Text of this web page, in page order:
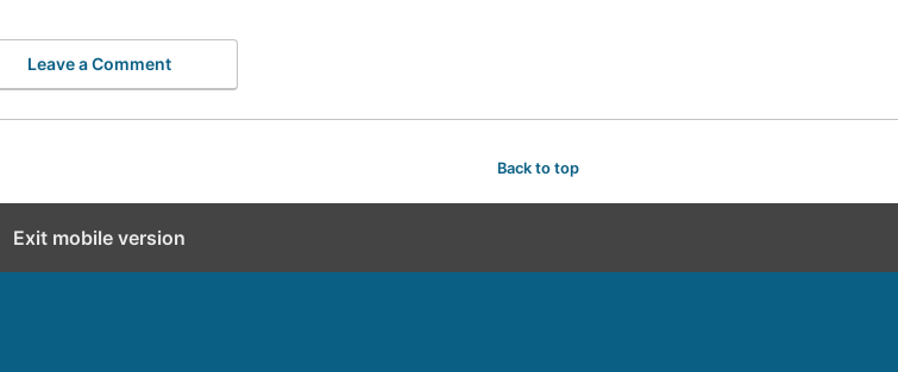
Leave a Comment
Back to top
Exit mobile version